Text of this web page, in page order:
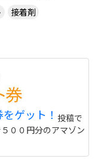
サイトでラバーを
ですが この
すか？ また個人
のでしょうか？
のサイトって注意
てオクで偽物うって
接着剤
ゲット！ 投稿で
００円分のアマゾン